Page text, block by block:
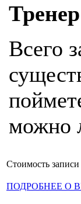
Всего
можно
Стоимость
ПОДРОБНЕЕ О